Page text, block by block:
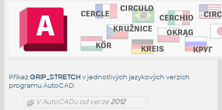
Příkaz GRIP_STRETCH v jednotlivých jazykových verzích
programu AutoCAD:
V AutoCADu od verze2012